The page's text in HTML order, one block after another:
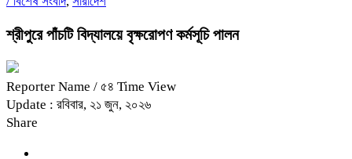
শ্রীপুরে পাঁচটি বিদ্যালয়ে বৃক্ষরোপণ কর্মসূচি পালন
Reporter Name / ৫৪ Time View
Update : রবিবার, ২১ জুন, ২০২৬
Share